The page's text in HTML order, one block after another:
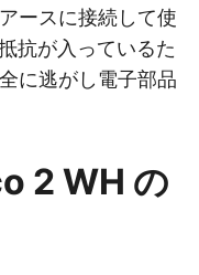
ースに接続して使
抗が入っているた
に逃がし電子部品
2 WH の